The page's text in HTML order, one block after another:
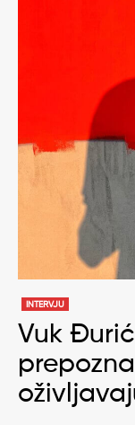
INTERVJU
Vuk